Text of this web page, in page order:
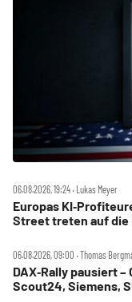
06.08.2026, 19:24 ‧ Lukas Meyer
Europas
Street treten auf die
06.08.2026, 09:00 ‧ Thomas
DAX‑Rally pausiert
Scout24, Siemens,